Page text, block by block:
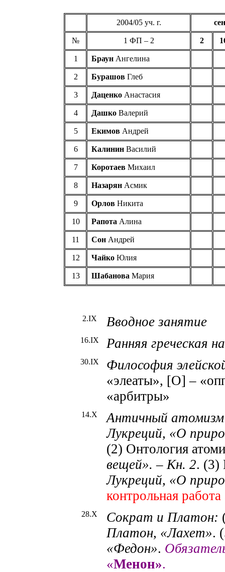
2004/05 уч. г.
№ 1 ФП – 2 2 1
1 БраунАнгелина
2 БурашовГлеб
3 ДаценкоАнастасия
4 ДашкоВалерий
5 ЕкимовАндрей
6 КалининВасилий
7 КоротаевМихаил
8 Назарян Асмик
9 ОрловНикита
10 Рапота Алина
11 СонАндрей
12 ЧайкоЮлия
13 Шабанова Мария
2.IX Вводное занятие
16.IX Ранняя греческая
30.IX Философия
«элеаты», [О] –
«арбитры»
14.X
Античный
Лукреций, «О
(2) Онтология
вещей». – Кн. 2. (3)
Лукреций, «О
контрольная работа
28.X Сократ и Платон:
Платон, «Лахет».
«Федон».
«Менон».